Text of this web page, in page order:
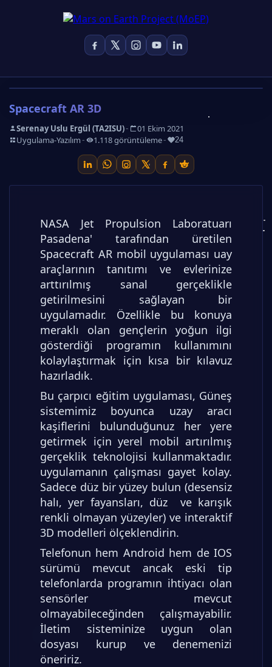
Spacecraft AR 3D
Serenay Uslu Ergül (TA2ISU)- 01 Ekim 2021
- Uygulama-Yazılım- 1.118 görüntüleme- 24
NASA Jet Propulsion Laboratuarı
Pasadena' tarafından üretilen
Spacecraft AR mobil uygulaması uay
araçlarının tanıtımı ve evlerinize
arttırılmış sanal gerçeklikle
getirilmesini sağlayan bir
uygulamadır. Özellikle bu konuya
meraklı olan gençlerin yoğun ilgi
gösterdiği programın kullanımını
kolaylaştırmak için kısa bir kılavuz
hazırladık.
Bu çarpıcı eğitim uygulaması, Güneş
sistemimiz boyunca uzay aracı
kaşiflerini bulunduğunuz her yere
getirmek için yerel mobil artırılmış
gerçeklik teknolojisi kullanmaktadır.
uygulamanın çalışması gayet kolay.
Sadece düz bir yüzey bulun (desensiz
halı, yer fayansları, düz ve karışık
renkli olmayan yüzeyler) ve interaktif
3D modelleri ölçeklendirin.
Telefonun hem Android hem de IOS
sürümü mevcut ancak eski tip
telefonlarda programın ihtiyacı olan
sensörler mevcut
olmayabileceğinden çalışmayabilir.
İletim sisteminize uygun olan
dosyası kurup ve denemenizi
öneririz.